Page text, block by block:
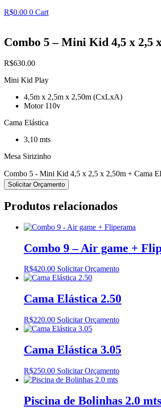
R$0.00 0 Cart
Combo 5 – Mini Kid 4,5 x 2,5
R$630.00
Mini Kid Play
4,5m x 2,5m x 2,50m (CxLxA)
Motor 110v
Cama Elástica
3,10 mts
Mesa Sirizinho
Combo 5 - Mini Kid 4,5 x 2,5 x 2,50m + Cama
Solicitar Orçamento
Produtos relacionados
Combo 9 – Air game +
R$420.00 Solicitar Orçamento
Cama Elástica 2.50
R$220.00 Solicitar Orçamento
Cama Elástica 3.05
R$250.00 Solicitar Orçamento
Piscina de Bolinhas 2.0 mts